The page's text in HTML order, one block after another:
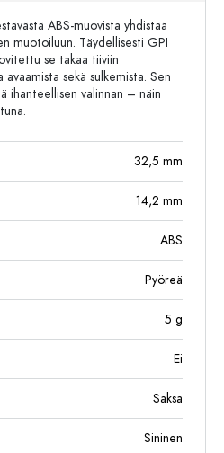
ABS-muovista yhdistää
muotoiluun. Täydellisesti GPI
se takaa tiiviin
sekä sulkemista. Sen
ihanteellisen valinnan – näin
32,5 mm
14,2 mm
ABS
Pyöreä
5 g
Ei
Saksa
Sininen